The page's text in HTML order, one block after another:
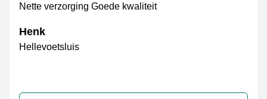
Nette verzorging Goede kwaliteit
Henk
Hellevoetsluis